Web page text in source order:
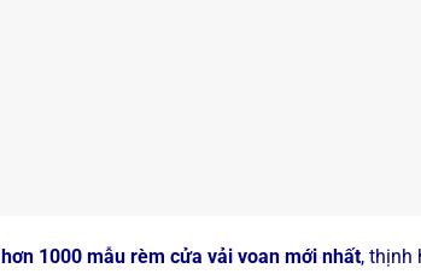
hơn 1000 mẫu rèm cửa vải voan mới nhất, thịnh